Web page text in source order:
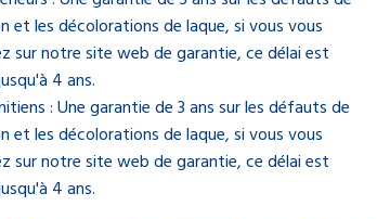
et les décolorations de laque, si vous vous
sur notre site web de garantie, ce délai est
4 ans.
: Une garantie de 3 ans sur les défauts de
et les décolorations de laque, si vous vous
sur notre site web de garantie, ce délai est
4 ans.